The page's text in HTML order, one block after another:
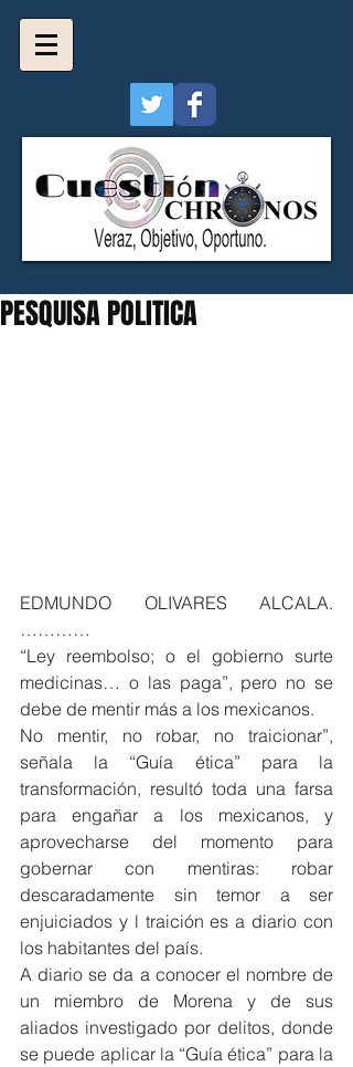
PESQUISA POLITICA
EDMUNDO OLIVARES ALCALA.
…………
“Ley reembolso; o el gobierno surte
medicinas… o las paga”, pero no se
debe de mentir más a los mexicanos.
No mentir, no robar, no traicionar”,
señala la “Guía ética” para la
transformación, resultó toda una farsa
para engañar a los mexicanos, y
aprovecharse del momento para
gobernar con mentiras: robar
descaradamente sin temor a ser
enjuiciados y l traición es a diario con
los habitantes del país.
A diario se da a conocer el nombre de
un miembro de Morena y de sus
aliados investigado por delitos, donde
se puede aplicar la “Guía ética” para la